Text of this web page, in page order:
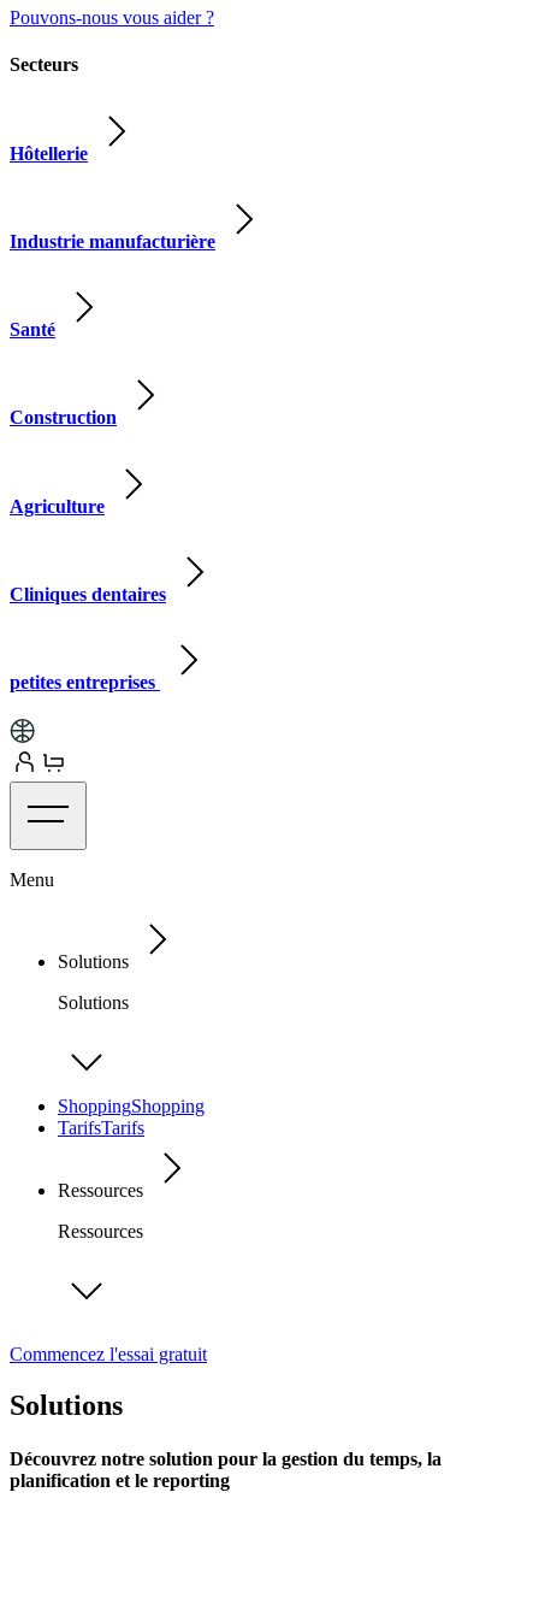
Pouvons-nous vous aider ?
Secteurs
Hôtellerie
Industrie manufacturière
Santé
Construction
Agriculture
Cliniques dentaires
petites entreprises
Menu
Solutions
Solutions
ShoppingShopping
TarifsTarifs
Ressources
Ressources
Commencez l'essai gratuit
Solutions
Découvrez notre solution pour la gestion du temps, la
planification et le reporting